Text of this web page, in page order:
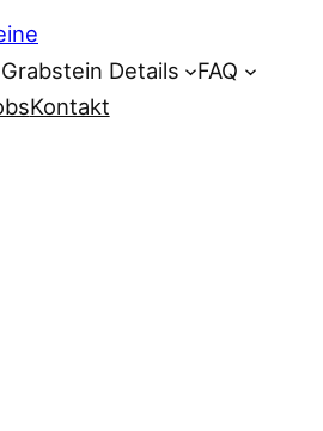
Grabstein Details
FAQ
Kontakt